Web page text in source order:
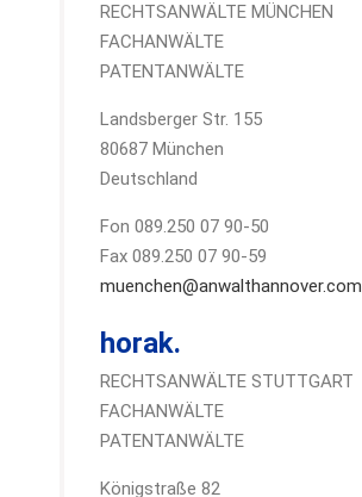
RECHTSANWÄLTE MÜNCHEN
FACHANWÄLTE
PATENTANWÄLTE
Landsberger Str. 155
80687 München
Deutschland
Fon 089.250 07 90-50
Fax 089.250 07 90-59
muenchen@anwalthannover.com
horak.
RECHTSANWÄLTE STUTTGART
FACHANWÄLTE
PATENTANWÄLTE
Königstraße 82